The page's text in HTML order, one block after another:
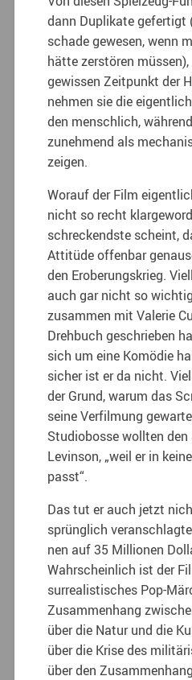
dann Duplikate gefertigt
schade gewesen, wenn
hätte zerstören
gewissen Zeitpunkt der
nehmen sie die
den menschlich,
zunehmend als
zeigen.
Worauf der Film
nicht so recht
schreckendste scheint,
Attitüde offenbar
den Er­oberungskrieg.
auch gar nicht so
zusam­men mit Valerie
Drehbuch ge­schrieben
sich um eine Komödie
sicher ist er da nicht.
der Grund, wa­rum das
seine Verfilmung
Studiobosse wollten
Levinson, „weil er in
passt“.
Das tut er auch jetzt
sprünglich
nen auf 35 Millionen
Wahrscheinlich ist der
surrealistisches Pop-
Zusam­menhang
über die Natur und die
über die Krise des
über den